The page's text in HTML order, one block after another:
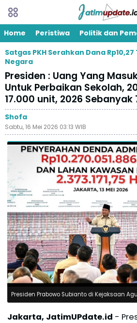
Home Peristiwa Politik dan
Satgas PKH Serahkan Dana
Negara
Presiden : Uang Yang
Untuk Perbaikan Sekolah,
17.000 unit, 2026 Sebanyak
Shofa
Sabtu, 16 Mei 2026 03:13 WIB
Presiden Prabowo Subianto di Kejaksaan
Jakarta, JatimUPdate.id -